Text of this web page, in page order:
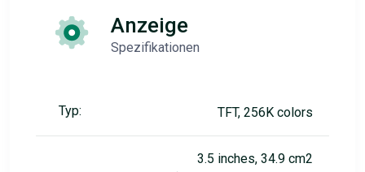
Anzeige
Spezifikationen
Typ: TFT, 256K colors
3.5 inches, 34.9 cm2